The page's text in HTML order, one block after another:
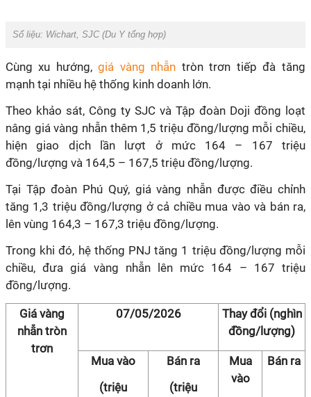
Số liệu: Wichart, SJC (Du Y tổng hợp)
Cùng xu hướng, giá vàng nhẫn tròn trơn tiếp đà tăng
mạnh tại nhiều hệ thống kinh doanh lớn.
Theo khảo sát, Công ty SJC và Tập đoàn Doji đồng loạt
nâng giá vàng nhẫn thêm 1,5 triệu đồng/lượng mỗi chiều,
hiện giao dịch lần lượt ở mức 164 – 167 triệu
đồng/lượng và 164,5 – 167,5 triệu đồng/lượng.
Tại Tập đoàn Phú Quý, giá vàng nhẫn được điều chỉnh
tăng 1,3 triệu đồng/lượng ở cả chiều mua vào và bán ra,
lên vùng 164,3 – 167,3 triệu đồng/lượng.
Trong khi đó, hệ thống PNJ tăng 1 triệu đồng/lượng mỗi
chiều, đưa giá vàng nhẫn lên mức 164 – 167 triệu
đồng/lượng.
Giá vàng
nhẫn tròn
trơn
07/05/2026
Thay đổi (nghìn
đồng/lượng)
Mua vào
(triệu
Bán ra
(triệu
Mua
vào
Bán ra